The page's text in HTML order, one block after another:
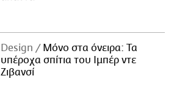
Design
Μόνο στα όνειρα: Τα
υπέροχα σπίτια του Ιμπέρ ντε
Ζιβανσί